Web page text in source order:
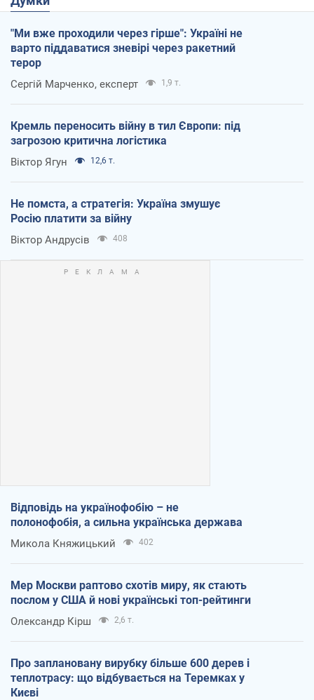
"Ми вже проходили через гірше": Україні не
варто піддаватися зневірі через ракетний
терор
Сергій Марченко, експерт 1,9 т.
Кремль переносить війну в тил Європи: під
загрозою критична логістика
Віктор Ягун 12,6 т.
Не помста, а стратегія: Україна змушує
Росію платити за війну
Віктор Андрусів 408
Відповідь на українофобію – не
полонофобія, а сильна українська держава
Микола Княжицький 402
Мер Москви раптово схотів миру, як стають
послом у США й нові українські топ-рейтинги
Олександр Кірш 2,6 т.
Про заплановану вирубку більше 600 дерев і
теплотрасу: що відбувається на Теремках у
Києві